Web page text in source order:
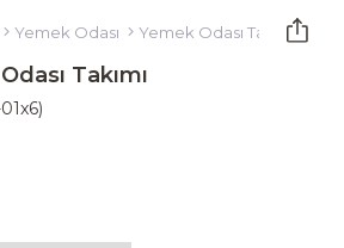
Yemek Odası Yemek Odası Takımı
Takımı